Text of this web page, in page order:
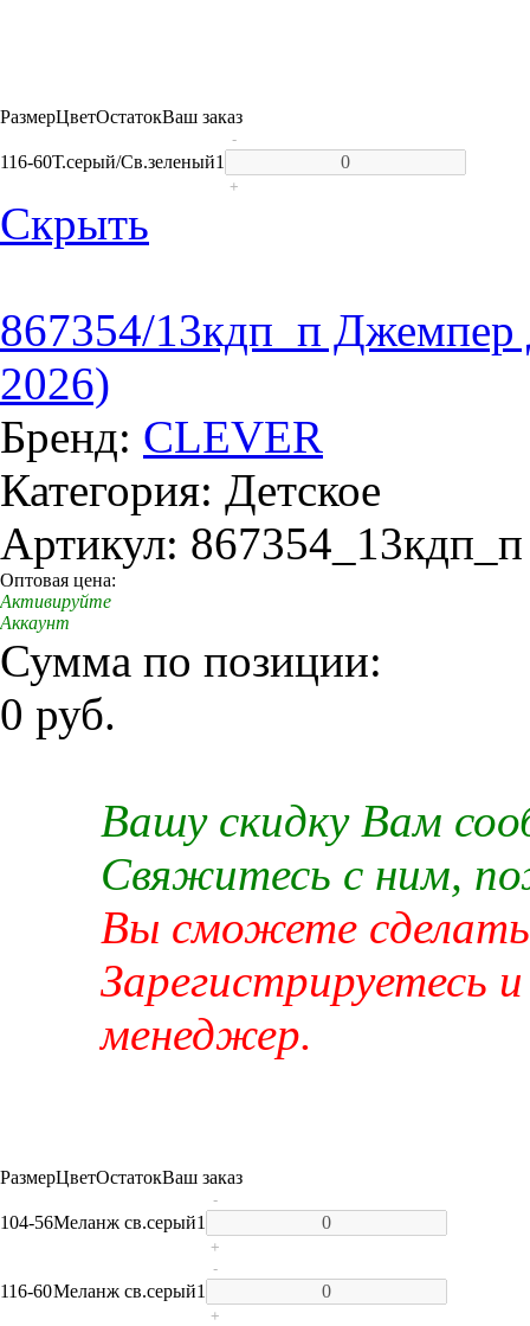
РазмерЦветОстатокВаш заказ
116-60Т.серый/Св.зеленый1
-
+
Скрыть
867354/13кдп_п Джемпер
2026)
Бренд: CLEVER
Категория: Детское
Артикул: 867354_13кдп_п
Оптовая цена:
Активируйте
Аккаунт
Сумма по позиции:
0 руб.
Вашу скидку Вам
Свяжитесь с ним,
Вы сможете сделать
Зарегистрируетесь
менеджер.
РазмерЦветОстатокВаш заказ
104-56Меланж св.серый1
-
+
116-60Меланж св.серый1
-
+